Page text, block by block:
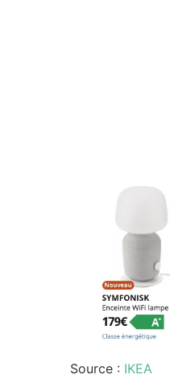
Source : IKEA